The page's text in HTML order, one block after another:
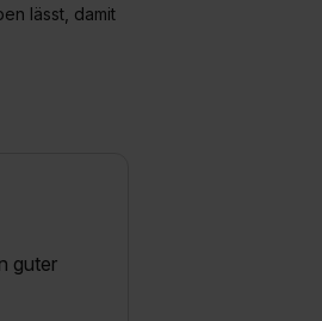
lässt, damit
guter